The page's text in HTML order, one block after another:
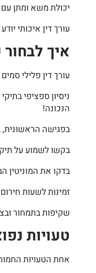
יכולת משא ומתן
עורך דין איכותי
איך לבחור
עורך דין פלילי
ניסיון ספציפי
הנכונה!
בפגישה הראשונית,
בקשו לשמוע על
בדקו את המוניטין
זמינות לשעות
שקיפות בתמחור
טעויות
אחת הטעויות